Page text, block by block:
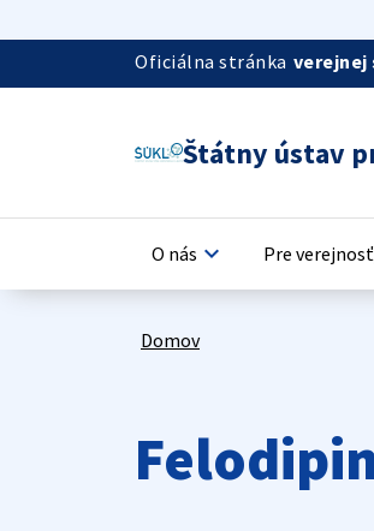
Oficiálna stránka verejnej
Štátny ústav
O nás keyboard_arrow_down Pre
Domov